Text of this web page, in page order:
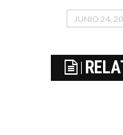
JUNIO 24,